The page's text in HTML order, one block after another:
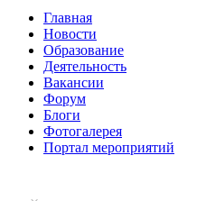
Главная
Новости
Образование
Деятельность
Вакансии
Форум
Блоги
Фотогалерея
Портал мероприятий